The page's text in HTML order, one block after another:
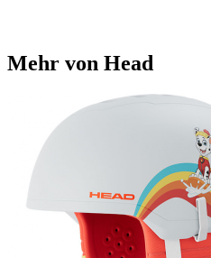
Mehr von Head